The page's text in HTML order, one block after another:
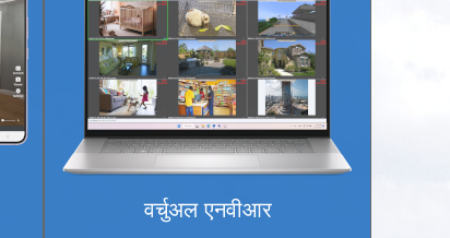
वर्चुअल एनवीआर